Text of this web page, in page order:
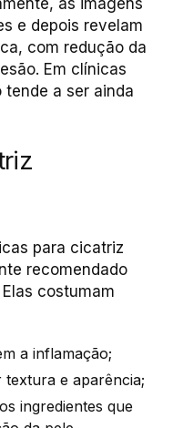
as imagens
e depois revelam
com redução da
Em clínicas
tende a ser ainda
para cicatriz
recomendado
costumam
a inflamação;
e aparência;
ingredientes que